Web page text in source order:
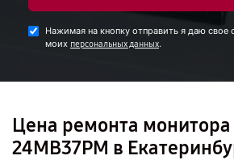
Нажимая на кнопку отправить я даю свое
моих персональных данных.
Цена ремонта монитора
24MB37PM в